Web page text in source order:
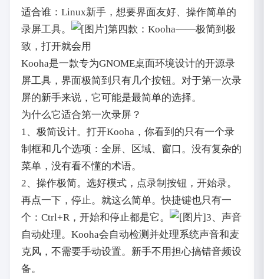
适合谁：Linux新手，想要界面友好、操作简单的
录屏工具。
第四款：Kooha——极简到极
致，打开就会用
Kooha是一款专为GNOME桌面环境设计的开源录
屏工具，界面极简到只有几个按钮。对于第一次录
屏的新手来说，它可能是最简单的选择。
为什么它适合第一次录屏？
1、极简设计。打开Kooha，你看到的只有一个录
制框和几个选项：全屏、区域、窗口。没有复杂的
菜单，没有看不懂的术语。
2、操作极简。选好模式，点录制按钮，开始录。
再点一下，停止。就这么简单。快捷键也只有一
个：Ctrl+R，开始和停止都是它。
3、声音
自动处理。Kooha会自动检测并处理系统声音和麦
克风，不需要手动设置。新手不用担心搞错音频设
备。